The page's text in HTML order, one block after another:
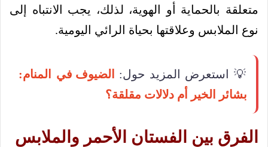
متعلقة بالحماية أو الهوية، لذلك، يجب الانتباه إلى
نوع الملابس وعلاقتها بحياة الرائي اليومية.
💡 استعرض المزيد حول:
الضيوف في المنام:
بشائر الخير أم دلالات مقلقة؟
الفرق بين الفستان الأحمر والملابس